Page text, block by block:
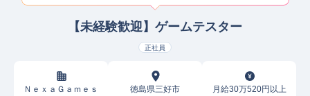
【未経験歓迎】ゲームテスター
正社員
ＮｅｘａＧａｍｅｓ
徳島県三好市 月給30万520円以上